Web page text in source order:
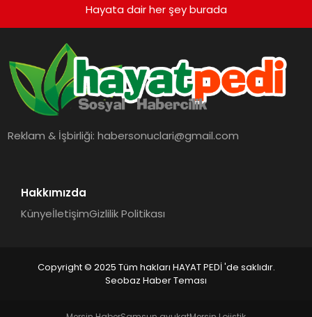
Hayata dair her şey burada
Reklam & İşbirliği:habersonuclari@gmail.com
Hakkımızda
KünyeİletişimGizlilik Politikası
Copyright © 2025 Tüm hakları HAYAT PEDİ 'de saklıdır.
Seobaz Haber Teması